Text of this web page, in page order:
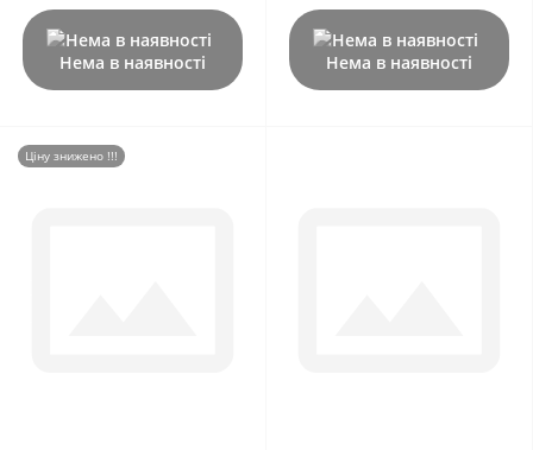
Нема в наявності Нема в наявності
Ціну знижено !!!